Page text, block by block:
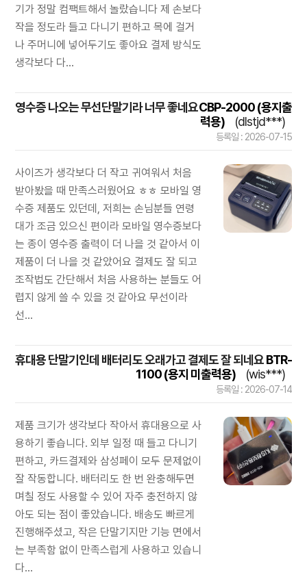
기가 정말 컴팩트해서 놀랐습니다 제 손보다
작을 정도라 들고 다니기 편하고 목에 걸거
나 주머니에 넣어두기도 좋아요 결제 방식도
생각보다 다...
영수증 나오는 무선단말기라 너무 좋네요CBP-2000 (용지출
력용)
(dlstjd***)
등록일 : 2026-07-15
사이즈가 생각보다 더 작고 귀여워서 처음
받아봤을 때 만족스러웠어요 ㅎㅎ 모바일 영
수증 제품도 있던데, 저희는 손님분들 연령
대가 조금 있으신 편이라 모바일 영수증보다
는 종이 영수증 출력이 더 나을 것 같아서 이
제품이 더 나을 것 같았어요 결제도 잘 되고
조작법도 간단해서 처음 사용하는 분들도 어
렵지 않게 쓸 수 있을 것 같아요 무선이라
선...
휴대용 단말기인데 배터리도 오래가고 결제도 잘 되네요BTR-
1100 (용지 미출력용)
(wis***)
등록일 : 2026-07-14
제품 크기가 생각보다 작아서 휴대용으로 사
용하기 좋습니다. 외부 일정 때 들고 다니기
편하고, 카드결제와 삼성페이 모두 문제없이
잘 작동합니다. 배터리도 한 번 완충해두면
며칠 정도 사용할 수 있어 자주 충전하지 않
아도 되는 점이 좋았습니다. 배송도 빠르게
진행해주셨고, 작은 단말기지만 기능 면에서
는 부족함 없이 만족스럽게 사용하고 있습니
다...